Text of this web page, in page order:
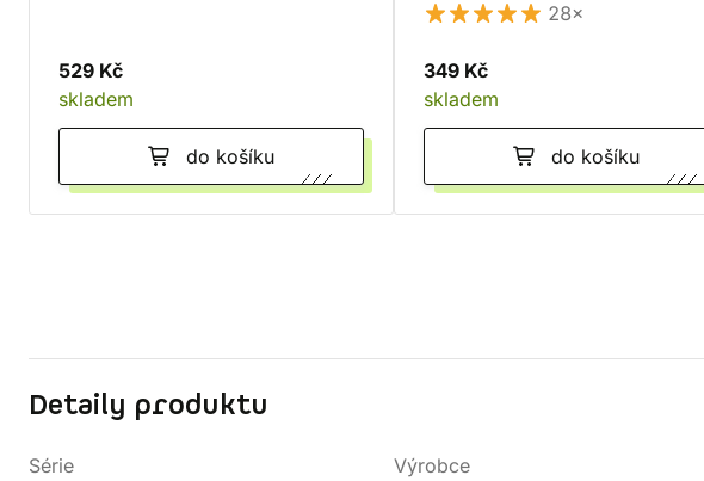
529 Kč
skladem
do košíku
28×
349 Kč
skladem
do košíku
Detaily produktu
Série
Výrobce